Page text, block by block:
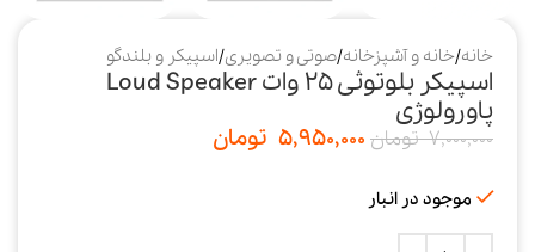
خانه/خانه و آشپزخانه/صوتی و تصویری/اسپیکر و بلندگو
اسپیکر بلوتوثی 25 وات Loud Speaker
پاورولوژی
7,000,000 تومان 5,950,000 تومان
موجود در انبار